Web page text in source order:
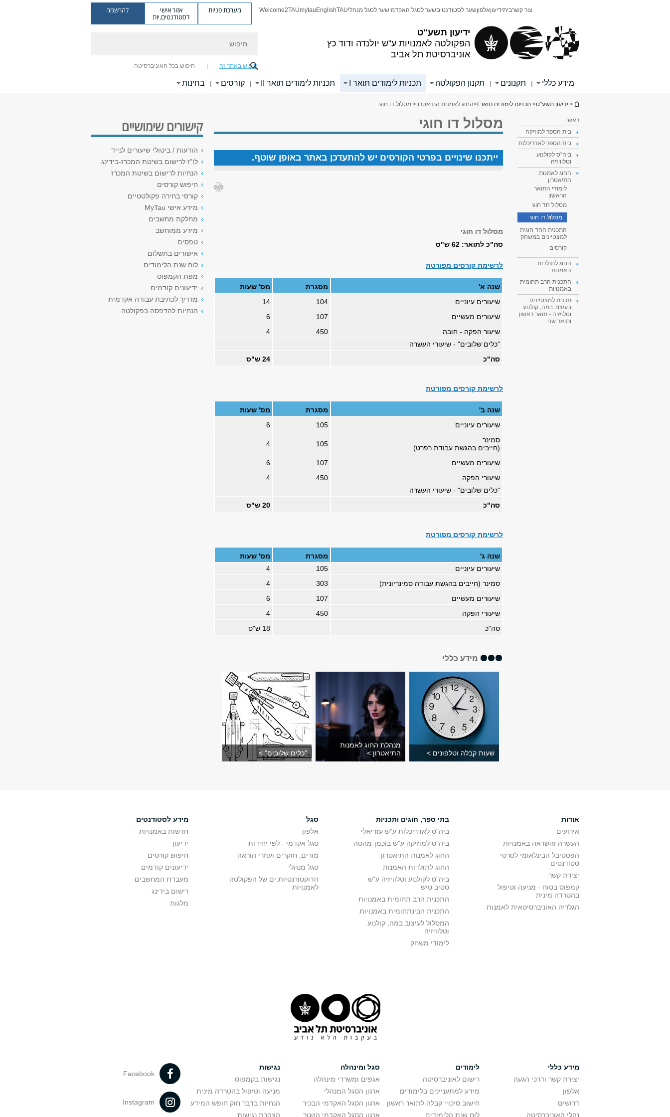
ידיעון תשע"ט
הפקולטה לאמנויות ע"ש יולנדה ודוד כץ
אוניברסיטת תל אביב
צור קשרביתידיעוןאלפוןשער לסטודנטיםשער לסגל האקדמישער לסגל מנהליTAU
English
mytau
Welcome2TAU מערכת פניות אזור אישי
לסטודנטים.יות
להרשמה
חיפוש באתר זה חיפוש בכל האוניברסיטה
מידע כללי | תקנונים | תקנון הפקולטה תכניות לימודים תואר I תכניות לימודים תואר II | קורסים | בחינות
הינך נמצא כאן
> ידיעון תשע"ט> תכניות לימודים תואר I >החוג לאמנות התיאטרון> מסלול דו חוגי
ראשי
בית הספר למוזיקה
בית הספר לאדריכלות
ביה"ס לקולנוע
וטלוויזיה
החוג לאמנות
התיאטרון
לימודי התואר
הראשון
מסלול חד חוגי
מסלול דו חוגי
התכנית החד חוגית
למצטיינים במשחק
קורסים
החוג לתולדות
האמנות
התכנית הרב תחומית
באמנויות
תכנית למצטיינים
בעיצוב במה, קולנוע
וטלויזיה - תואר ראשון
ותואר שני
מסלול דו חוגי
ייתכנו שינויים בפרטי הקורסים יש להתעדכן באתר באופן שוטף.
מסלול דו חוגי
סה"כ לתואר: 62 ש"ס
לרשימת קורסים מפורטת
שנה א' מסגרת
מס' שעות
שיעורים עיוניים
104
14
שיעורים מעשיים
107
6
שיעור הפקה - חובה
450
4
"כלים שלובים" - שיעורי העשרה
סה"כ
24 ש"ס
לרשימת קורסים מפורטת
שנה ב' מסגרת
מס' שעות
שיעורים עיוניים
105
6
סמינר
(חייבים בהגשת עבודת רפרט)
105
4
שיעורים מעשיים 107
6
שיעורי הפקה
450
4
"כלים שלובים" - שיעורי העשרה
סה"כ
20 ש"ס
לרשימת קורסים מפורטת
שנה ג' מסגרת
מס' שעות
שיעורים עיוניים
105
4
סמינר (חייבים בהגשת עבודה סמינריונית)
303
4
שיעורים מעשיים
107
6
שיעורי הפקה
450
4
סה"כ
18 ש"ס
מידע כללי
שעות קבלה וטלפונים >
מנהלת החוג לאמנות
התיאטרון >
"כלים שלובים" >
קישורים שימושיים
הודעות / ביטולי שיעורים לנייד
לו"ז לרישום בשיטת המכרז-בידינג
הנחיות לרישום בשיטת המכרז
חיפוש קורסים
קורסי בחירה פקולטטיים
מידע אישי MyTau
מחלקת מחשבים
מידע ממוחשב
טפסים
אישורים בתשלום
לוח שנת הלימודים
מפת הקמפוס
ידיעונים קודמים
מדריך לכתיבת עבודה אקדמית
הנחיות להדפסה בפקולטה
אודות
אירועים
העשרה והשראה באמנויות
הפסטיבל הבינלאומי לסרטי
סטודנטים
יצירת קשר
קמפוס בטוח - מניעה וטיפול
בהטרדה מינית
הגלריה האוניברסיטאית לאמנות
בתי ספר, חוגים ותכניות
ביה"ס לאדריכלות ע"ש עזריאלי
ביה"ס למוזיקה ע"ש בוכמן-מהטה
החוג לאמנות התיאטרון
החוג לתולדות האמנות
ביה"ס לקולנוע וטלוויזיה ע"ש
סטיב טיש
התכנית הרב תחומית באמנויות
התכנית הבינתחומית באמנויות
המסלול לעיצוב במה, קולנוע
וטלוויזיה
לימודי משחק
סגל
אלפון
סגל אקדמי - לפי יחידות
מורים, חוקרים ועוזרי הוראה
סגל מנהלי
הדוקטורנטיות.ים של הפקולטה
לאמנויות
מידע לסטודנטים
חדשות באמנויות
ידיעון
חיפוש קורסים
ידיעונים קודמים
מעבדת המחשבים
רישום בידינג
מלגות
מידע כללי
יצירת קשר ודרכי הגעה
אלפון
דרושים
נהלי האוניברסיטה
לימודים
רישום לאוניברסיטה
מידע למתעניינים בלימודים
חישוב סיכויי קבלה לתואר ראשון
לוח שנת הלימודים
סגל ומינהלה
אגפים ומשרדי מינהלה
ארגון הסגל המנהלי
ארגון הסגל האקדמי הבכיר
ארגון הסגל האקדמי הזוטר
נגישות
נגישות בקמפוס
מניעה וטיפול בהטרדה מינית
הנחיות בדבר חוק חופש המידע
הצהרת נגישות
Facebook
Instagram